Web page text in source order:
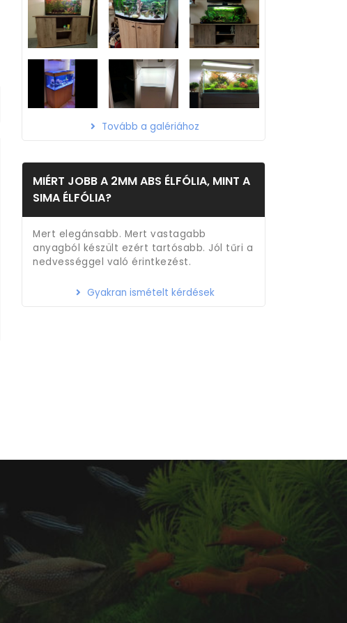
Tovább a galériához
MIÉRT JOBB A 2MM ABS ÉLFÓLIA, MINT A
SIMA ÉLFÓLIA?
Mert elegánsabb. Mert vastagabb
anyagból készült ezért tartósabb. Jól tűri a
nedvességgel való érintkezést.
Gyakran ismételt kérdések